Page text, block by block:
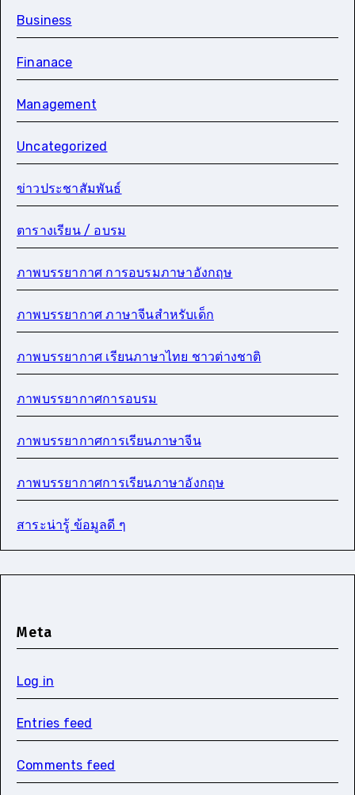
Business
Finanace
Management
Uncategorized
ข่าวประชาสัมพันธ์
ตารางเรียน / อบรม
ภาพบรรยากาศ การอบรมภาษาอังกฤษ
ภาพบรรยากาศ ภาษาจีนสำหรับเด็ก
ภาพบรรยากาศ เรียนภาษาไทย ชาวต่างชาติ
ภาพบรรยากาศการอบรม
ภาพบรรยากาศการเรียนภาษาจีน
ภาพบรรยากาศการเรียนภาษาอังกฤษ
สาระน่ารู้ ข้อมูลดี ๆ
Meta
Log in
Entries feed
Comments feed